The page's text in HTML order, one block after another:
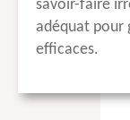
savoir-faire
adéquat pour
efficaces.